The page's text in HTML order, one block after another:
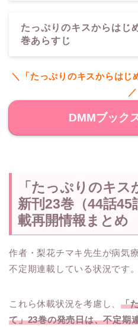
たっぷりのキスからは
巻あらすじ
＼「たっぷりのキスからはじ
／
DMMブック
「たっぷりのキ
新刊23巻（44話45
載再開情報まとめ
作者・梨花チマキ先生が病気
不定期連載している状況です。
これら休載状況を考慮し、「
て」23巻の発売日は、不定期